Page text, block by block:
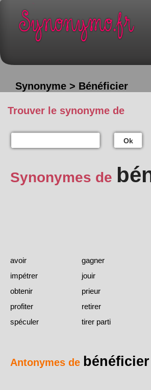
Synonyme > Bénéficier
Trouver le synonyme de
Ok
Synonymes de
avoir
gagner
impétrer
jouir
obtenir
prieur
profiter
retirer
spéculer
tirer parti
Antonymes de bénéficier